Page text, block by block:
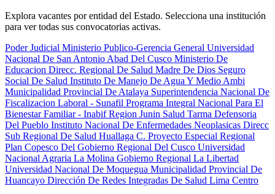
Explora vacantes por entidad del Estado. Selecciona una institución
para ver todas sus convocatorias activas.
Poder Judicial Ministerio Publico-Gerencia General Universidad
Nacional De San Antonio Abad Del Cusco Ministerio De
Educacion Direcc. Regional De Salud Madre De Dios Seguro
Social De Salud Instituto De Manejo De Agua Y Medio Ambi
Municipalidad Provincial De Atalaya Superintendencia Nacional De
Fiscalizacion Laboral - Sunafil Programa Integral Nacional Para El
Bienestar Familiar - InabifRegion Junin Salud Tarma Defensoria
Del Pueblo Instituto Nacional De Enfermedades Neoplasicas Direcc
Sub Regional De Salud Huallaga C. Proyecto Especial Regional
Plan Copesco Del Gobierno Regional Del Cusco Universidad
Nacional Agraria La Molina Gobierno Regional La Libertad
Universidad Nacional De Moquegua Municipalidad Provincial De
Huancayo Dirección De Redes Integradas De Salud Lima Centro